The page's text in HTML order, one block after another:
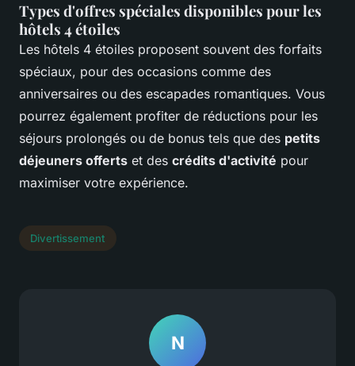
Types d'offres spéciales disponibles pour les
hôtels 4 étoiles
Les hôtels 4 étoiles proposent souvent des forfaits
spéciaux, pour des occasions comme des
anniversaires ou des escapades romantiques. Vous
pourrez également profiter de réductions pour les
séjours prolongés ou de bonus tels que des petits
déjeuners offerts et des crédits d'activité pour
maximiser votre expérience.
Divertissement
N